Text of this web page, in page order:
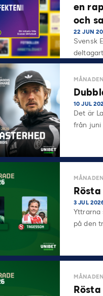
en
och
22 JUN
Svensk
på…
10 JUL
Det är
från juni
3 JUL
Yttrarna
på den